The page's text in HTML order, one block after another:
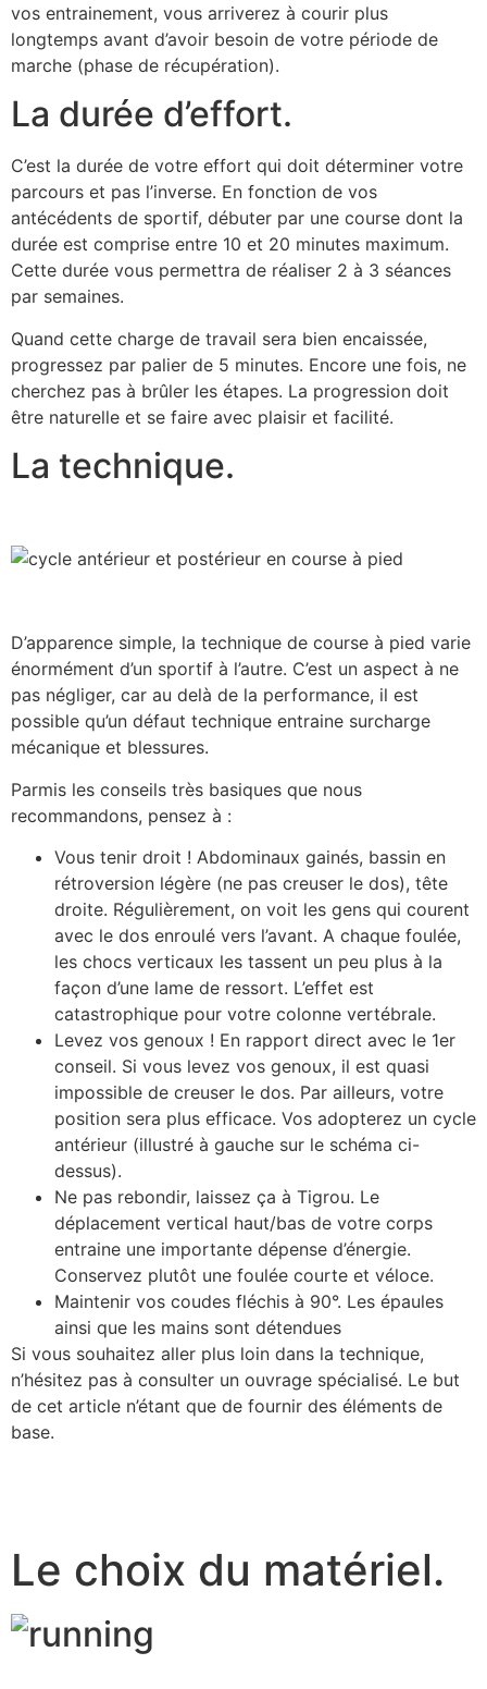
vos entrainement, vous arriverez à courir plus
longtemps avant d’avoir besoin de votre période de
marche (phase de récupération).
La durée d’effort.
C’est la durée de votre effort qui doit déterminer votre
parcours et pas l’inverse. En fonction de vos
antécédents de sportif, débuter par une course dont la
durée est comprise entre 10 et 20 minutes maximum.
Cette durée vous permettra de réaliser 2 à 3 séances
par semaines.
Quand cette charge de travail sera bien encaissée,
progressez par palier de 5 minutes. Encore une fois, ne
cherchez pas à brûler les étapes. La progression doit
être naturelle et se faire avec plaisir et facilité.
La technique.
D’apparence simple, la technique de course à pied varie
énormément d’un sportif à l’autre. C’est un aspect à ne
pas négliger, car au delà de la performance, il est
possible qu’un défaut technique entraine surcharge
mécanique et blessures.
Parmis les conseils très basiques que nous
recommandons, pensez à :
Vous tenir droit ! Abdominaux gainés, bassin en
rétroversion légère (ne pas creuser le dos), tête
droite. Régulièrement, on voit les gens qui courent
avec le dos enroulé vers l’avant. A chaque foulée,
les chocs verticaux les tassent un peu plus à la
façon d’une lame de ressort. L’effet est
catastrophique pour votre colonne vertébrale.
Levez vos genoux ! En rapport direct avec le 1er
conseil. Si vous levez vos genoux, il est quasi
impossible de creuser le dos. Par ailleurs, votre
position sera plus efficace. Vos adopterez un cycle
antérieur (illustré à gauche sur le schéma ci-
dessus).
Ne pas rebondir, laissez ça à Tigrou. Le
déplacement vertical haut/bas de votre corps
entraine une importante dépense d’énergie.
Conservez plutôt une foulée courte et véloce.
Maintenir vos coudes fléchis à 90°. Les épaules
ainsi que les mains sont détendues
Si vous souhaitez aller plus loin dans la technique,
n’hésitez pas à consulter un ouvrage spécialisé. Le but
de cet article n’étant que de fournir des éléments de
base.
Le choix du matériel.